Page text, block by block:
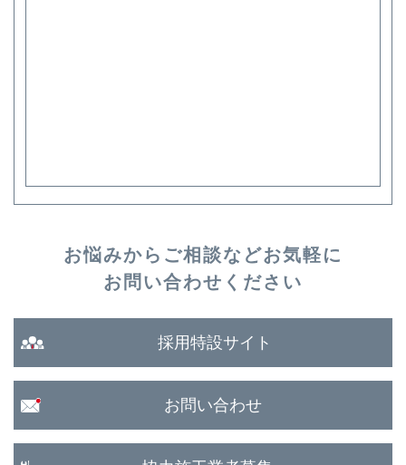
お悩みからご相談などお気軽に
お問い合わせください
採用特設サイト
お問い合わせ